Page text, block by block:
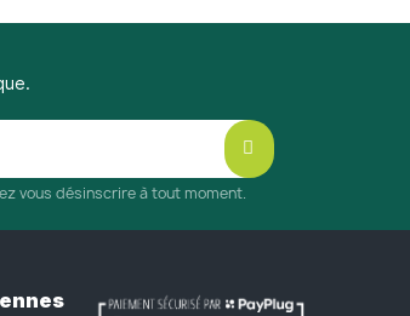
vous désinscrire à tout moment.